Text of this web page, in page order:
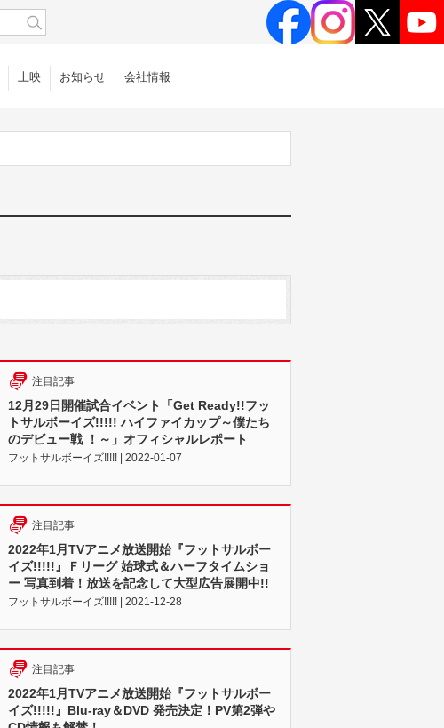
上映 お知らせ 会社情報
注目記事
12月29日開催試合イベント「Get Ready!!フッ
トサルボーイズ!!!!! ハイファイカップ～僕たち
のデビュー戦 ！～」オフィシャルレポート
フットサルボーイズ!!!!! | 2022-01-07
注目記事
2022年1月TVアニメ放送開始『フットサルボー
イズ!!!!!』Ｆリーグ 始球式＆ハーフタイムショ
ー 写真到着！放送を記念して大型広告展開中!!
フットサルボーイズ!!!!! | 2021-12-28
注目記事
2022年1月TVアニメ放送開始『フットサルボー
イズ!!!!!』Blu-ray＆DVD 発売決定！PV第2弾や